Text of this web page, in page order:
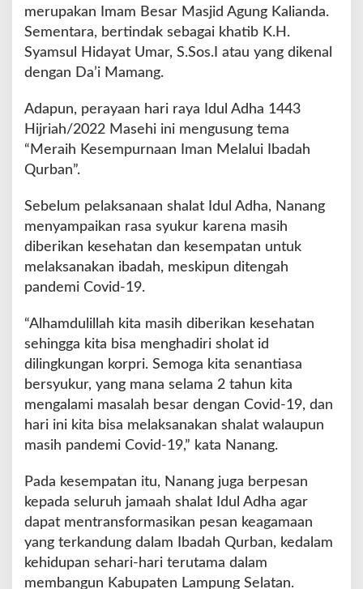
n
P
e
s
Y
a
n
r
k
a
n
u
g
D
a
a
m
b
a
h
Q
u
b
a
merupakan Imam Besar Masjid Agung Kalianda.
Sementara, bertindak sebagai khatib K.H.
Syamsul Hidayat Umar, S.Sos.I atau yang dikenal
dengan Da’i Mamang.
Adapun, perayaan hari raya Idul Adha 1443
Hijriah/2022 Masehi ini mengusung tema
“Meraih Kesempurnaan Iman Melalui Ibadah
Qurban”.
Sebelum pelaksanaan shalat Idul Adha, Nanang
menyampaikan rasa syukur karena masih
diberikan kesehatan dan kesempatan untuk
melaksanakan ibadah, meskipun ditengah
pandemi Covid-19.
“Alhamdulillah kita masih diberikan kesehatan
sehingga kita bisa menghadiri sholat id
dilingkungan korpri. Semoga kita senantiasa
bersyukur, yang mana selama 2 tahun kita
mengalami masalah besar dengan Covid-19, dan
hari ini kita bisa melaksanakan shalat walaupun
masih pandemi Covid-19,” kata Nanang.
Pada kesempatan itu, Nanang juga berpesan
kepada seluruh jamaah shalat Idul Adha agar
dapat mentransformasikan pesan keagamaan
yang terkandung dalam Ibadah Qurban, kedalam
kehidupan sehari-hari terutama dalam
membangun Kabupaten Lampung Selatan.